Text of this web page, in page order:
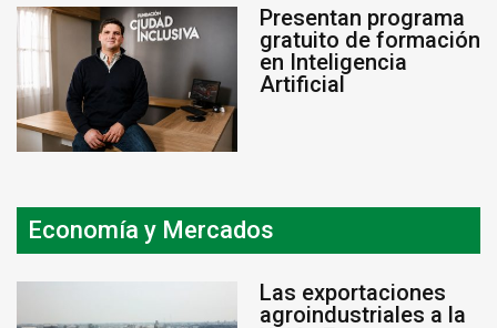
Presentan programa
gratuito de formación
en Inteligencia
Artificial
Economía y Mercados
Las exportaciones
agroindustriales a la